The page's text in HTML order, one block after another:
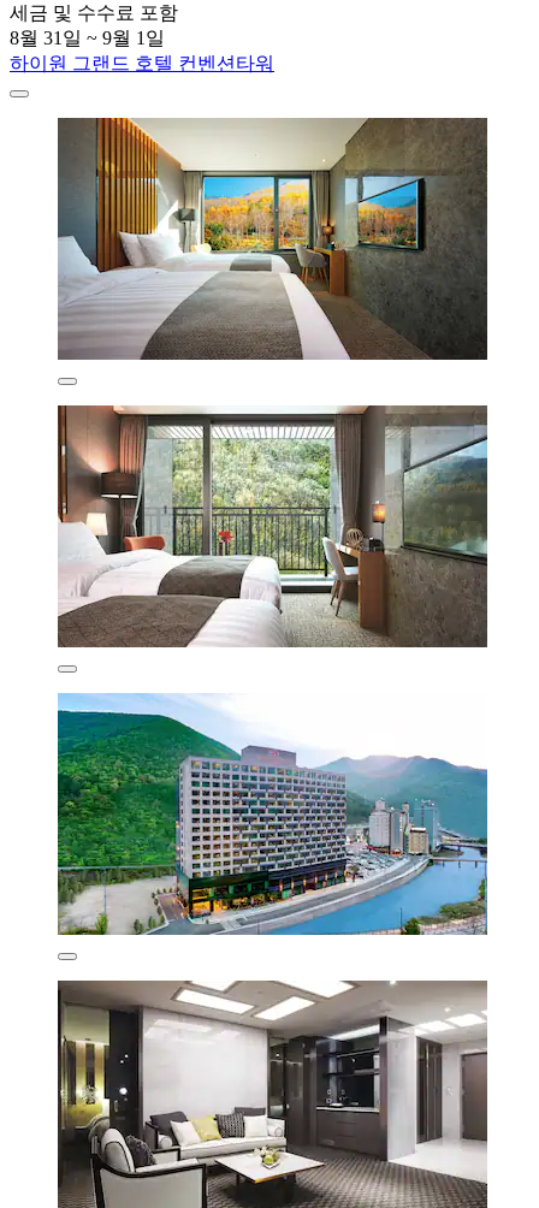
세금 및 수수료 포함
8월 31일 ~ 9월 1일
하이원 그랜드 호텔 컨벤션타워